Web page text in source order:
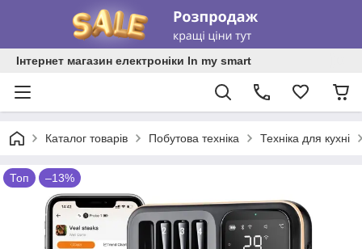
Інтернет магазин електроніки In my smart
Каталог товарів Побутова техніка Техніка для кухні
Топ –13%